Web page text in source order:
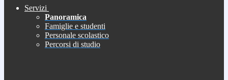
Servizi
Panoramica
Famiglie e studenti
Personale scolastico
Percorsi di studio